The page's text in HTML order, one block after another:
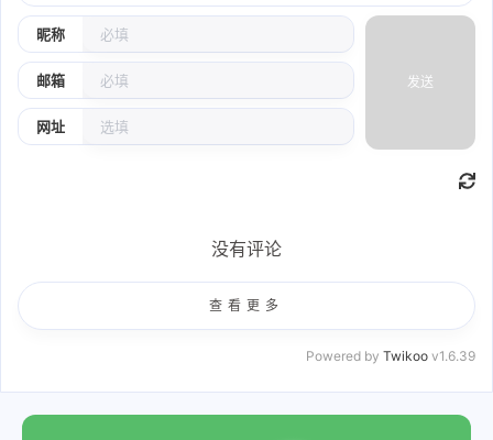
昵称
邮箱
网址
发送
没有评论
查看更多
Powered by Twikoo v1.6.39